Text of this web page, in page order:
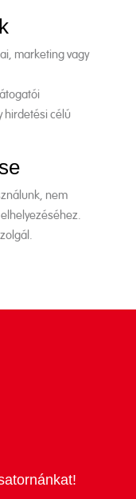
marketing vagy
hirdetési célú
nem